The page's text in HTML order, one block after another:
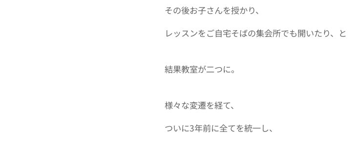
その後お子さんを授かり、
レッスンをご自宅そばの集会所でも開いたり、と
結果教室が二つに。
様々な変遷を経て、
ついに3年前に全てを統一し、